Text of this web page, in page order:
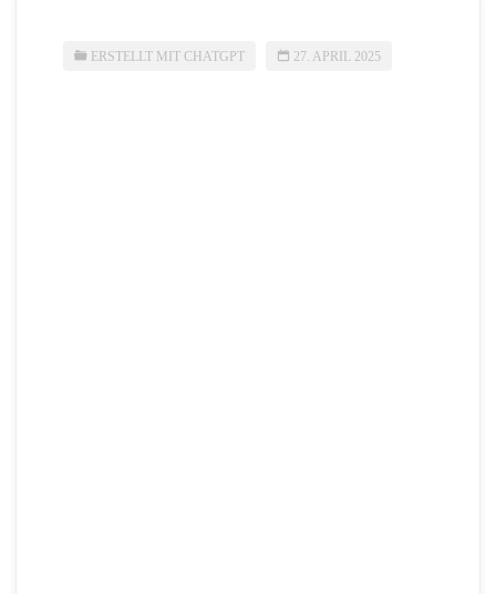
ERSTELLT MIT CHATGPT 27. APRIL 2025